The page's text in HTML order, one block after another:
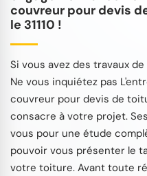
couvreur pour devis
le 31110 !
Si vous avez des travaux
Ne vous inquiétez pas
couvreur pour devis de
consacre à votre projet.
vous pour une étude
pouvoir vous présenter le
votre toiture. Avant toute